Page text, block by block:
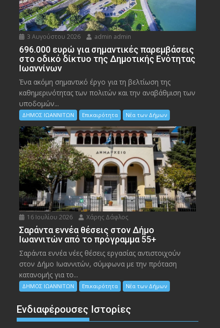
3 Αυγούστου 2026 admin admin
696.000 ευρώ για σημαντικές παρεμβάσεις
στο οδικό δίκτυο της Δημοτικής Ενότητας
Ιωαννίνων
Ένα ακόμη σημαντικό έργο για τη βελτίωση της
καθημερινότητας των πολιτών και την αναβάθμιση των
υποδομών...
ΔΗΜΟΣ ΙΩΑΝΝΙΤΩΝ Επικαιρότητα Νέα των Δήμων
16 Ιουλίου 2026 Χάρης Δάφλος
Σαράντα εννέα θέσεις στον Δήμο
Ιωαννιτών από το πρόγραμμα 55+
Σαράντα εννέα νέες θέσεις εργασίας αντιστοιχούν
στον Δήμο Ιωαννιτών, σύμφωνα με την πρόταση
κατανομής για το...
ΔΗΜΟΣ ΙΩΑΝΝΙΤΩΝ Επικαιρότητα Νέα των Δήμων
Ενδιαφέρουσες Ιστορίες